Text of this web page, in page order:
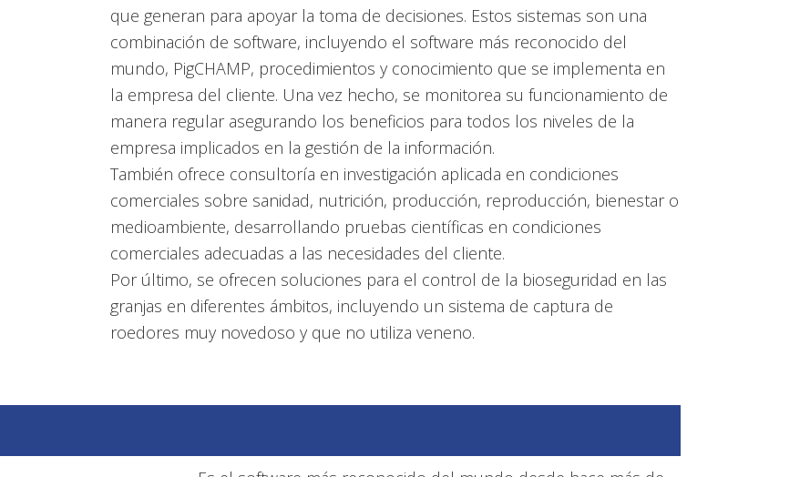
que generan para apoyar la toma de decisiones. Estos sistemas son una
combinación de software, incluyendo el software más reconocido del
mundo, PigCHAMP, procedimientos y conocimiento que se implementa en
la empresa del cliente. Una vez hecho, se monitorea su funcionamiento de
manera regular asegurando los beneficios para todos los niveles de la
empresa implicados en la gestión de la información.
También ofrece consultoría en investigación aplicada en condiciones
comerciales sobre sanidad, nutrición, producción, reproducción, bienestar o
medioambiente, desarrollando pruebas científicas en condiciones
comerciales adecuadas a las necesidades del cliente.
Por último, se ofrecen soluciones para el control de la bioseguridad en las
granjas en diferentes ámbitos, incluyendo un sistema de captura de
roedores muy novedoso y que no utiliza veneno.